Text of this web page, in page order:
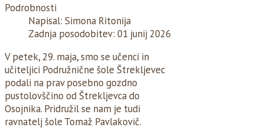
Podrobnosti
Napisal: Simona Ritonija
Zadnja posodobitev: 01 junij 2026
V petek, 29. maja, smo se učenci in
učiteljici Podružnične šole Štrekljevec
podali na prav posebno gozdno
pustolovščino od Štrekljevca do
Osojnika. Pridružil se nam je tudi
ravnatelj šole Tomaž Pavlakovič.